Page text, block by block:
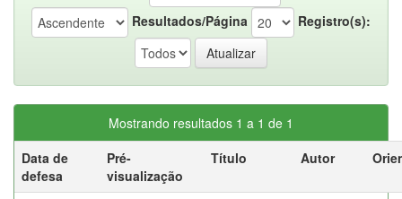
Resultados/Página
Registro(s):
Mostrando resultados 1 a 1 de 1
Data de
defesa
Pré-
visualização
Título Autor